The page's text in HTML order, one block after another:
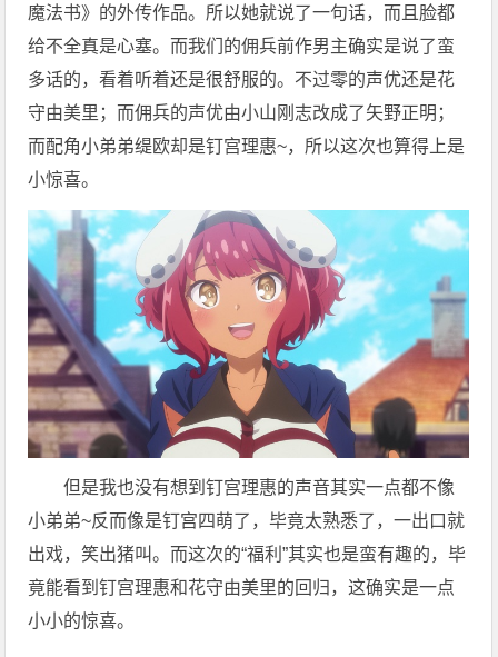
魔法书》的外传作品。所以她就说了一句话，而且脸都
给不全真是心塞。而我们的佣兵前作男主确实是说了蛮
多话的，看着听着还是很舒服的。不过零的声优还是花
守由美里；而佣兵的声优由小山刚志改成了矢野正明；
而配角小弟弟缇欧却是钉宫理惠~，所以这次也算得上是
小惊喜。
但是我也没有想到钉宫理惠的声音其实一点都不像
小弟弟~反而像是钉宫四萌了，毕竟太熟悉了，一出口就
出戏，笑出猪叫。而这次的“福利”其实也是蛮有趣的，毕
竟能看到钉宫理惠和花守由美里的回归，这确实是一点
小小的惊喜。